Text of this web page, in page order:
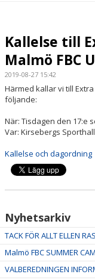
MEDLEM
Kallelse till
Malmö FBC
2019-08-27 15:42
Härmed kallar vi till
följande:
När: Tisdagen den 17:e
Var: Kirsebergs Sporthall
Kallelse och dagordning
Nyhetsarkiv
TACK FÖR ALLT ELLEN
Malmö FBC SUMMER
VALBEREDNINGEN